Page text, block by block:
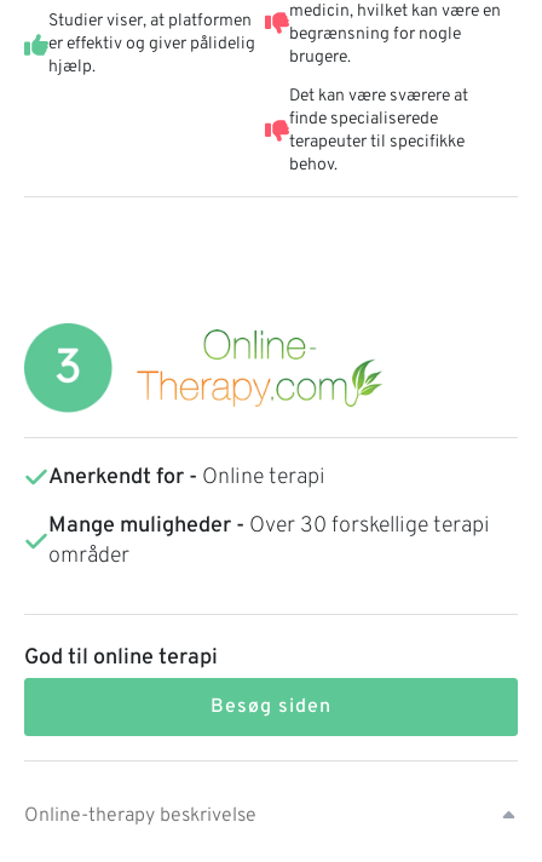
Studier viser, at platformen
er effektiv og giver pålidelig
hjælp.
medicin, hvilket kan være en
begrænsning for nogle
brugere.
Det kan være sværere at
finde specialiserede
terapeuter til specifikke
behov.
Anerkendt for - Online terapi
Mange muligheder - Over 30 forskellige terapi
områder
God til online terapi
Besøg siden
Online-therapy beskrivelse